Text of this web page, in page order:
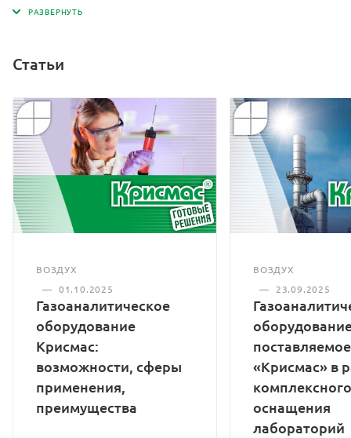
Статьи
ВОЗДУХ
— 01.10.2025
Газоаналитическое
оборудование
Крисмас:
возможности, сферы
применения,
преимущества
ВОЗДУХ
—
23.09.2025
«Крисмас» в
комплексного
оснащения
лабораторий